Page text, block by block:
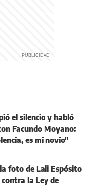
el silencio y habló
Facundo Moyano:
es mi novio"
foto de Lali Espósito
la Ley de